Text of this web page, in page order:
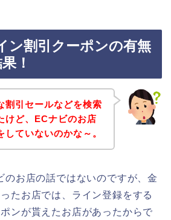
ン割引クーポンの有無
！
割引セールなどを検索
けど、ECナビのお店
ていないのかな～。
のお店の話ではないのですが、金
たお店では、ライン登録をする
ンが貰えたお店があったからで